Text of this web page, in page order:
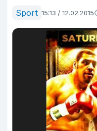
Sport 15:13 / 12.02.2015